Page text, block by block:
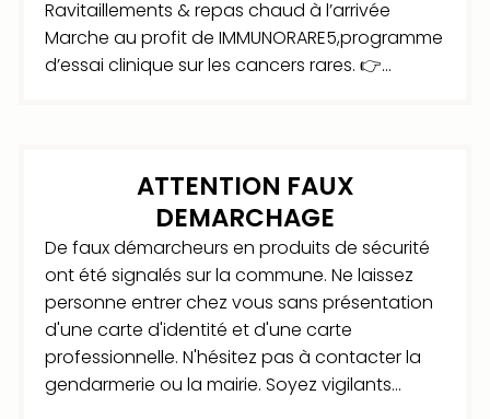
Ravitaillements & repas chaud à l’arrivée
Marche au profit de IMMUNORARE5,programme
d’essai clinique sur les cancers rares. 👉...
ATTENTION FAUX
DEMARCHAGE
De faux démarcheurs en produits de sécurité
ont été signalés sur la commune. Ne laissez
personne entrer chez vous sans présentation
d'une carte d'identité et d'une carte
professionnelle. N'hésitez pas à contacter la
gendarmerie ou la mairie. Soyez vigilants...